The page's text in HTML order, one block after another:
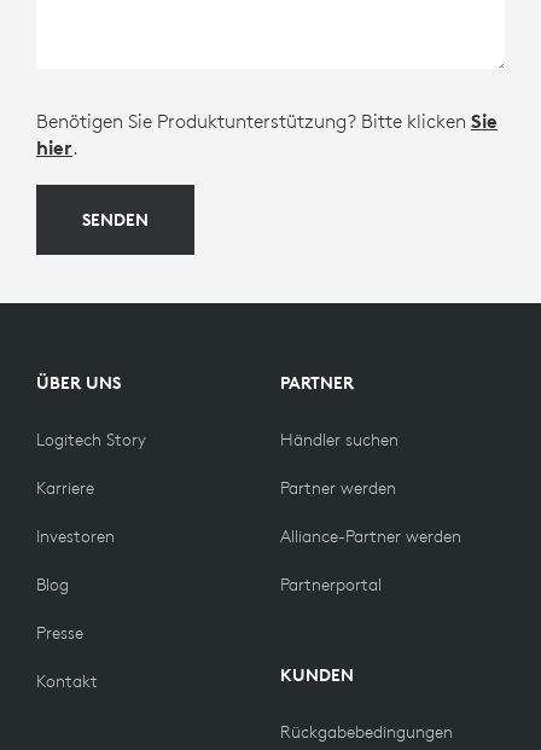
Benötigen Sie Produktunterstützung? Bitte klicken Sie
hier.
SENDEN
ÜBER UNS
Logitech Story
Karriere
Investoren
Blog
Presse
Kontakt
PARTNER
Händler suchen
Partner werden
Alliance-Partner werden
Partnerportal
KUNDEN
Rückgabebedingungen